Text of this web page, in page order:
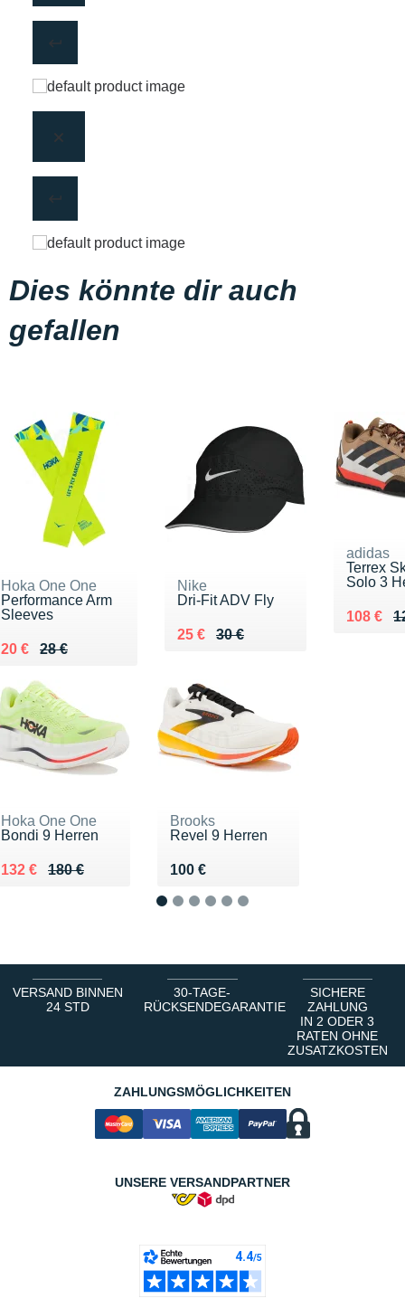
Dies könnte dir auch
gefallen
Hoka One One
Performance Arm
Sleeves
28 €
Au lieu de 28 €
20 €
Vendu 20 €
Nike
Dri-Fit ADV Fly
30 €
Au lieu de 30 €
25 €
Vendu 25 €
adidas
Terrex
Solo 3
Au lieu
108 €
Vendu
Hoka One One
Bondi 9 Herren
180 €
Au lieu de 180 €
132 €
Vendu 132 €
Brooks
Revel 9 Herren
100 €
Vendu 100 €
VERSAND BINNEN
24 STD
30-TAGE-
RÜCKSENDEGARANTIE
SICHERE
ZAHLUNG
IN 2 ODER 3
RATEN OHNE
ZUSATZKOSTEN
ZAHLUNGSMÖGLICHKEITEN
UNSERE VERSANDPARTNER